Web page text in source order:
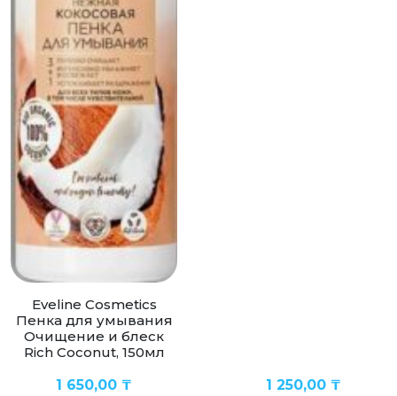
Eveline Cosmetics
Пенка для умывания
Очищение и блеск
Rich Coconut, 150мл
1 650,00 ₸ 1 250,00 ₸